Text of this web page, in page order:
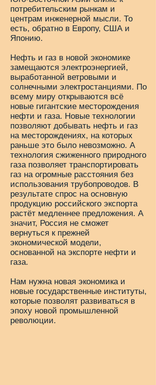
потребительским рынкам и
центрам инженерной мысли. То
есть, обратно в Европу, США и
Японию.
Нефть и газ в новой экономике
замещаются электроэнергией,
выработанной ветровыми и
солнечными электростанциями. По
всему миру открываются всё
новые гигантские месторождения
нефти и газа. Новые технологии
позволяют добывать нефть и газ
на месторождениях, на которых
раньше это было невозможно. А
технология сжиженного природного
газа позволяет транспортировать
газ на огромные расстояния без
использования трубопроводов. В
результате спрос на основную
продукцию российского экспорта
растёт медленнее предложения. А
значит, Россия не сможет
вернуться к прежней
экономической модели,
основанной на экспорте нефти и
газа.
Нам нужна новая экономика и
новые государственные институты,
которые позволят развиваться в
эпоху новой промышленной
революции.